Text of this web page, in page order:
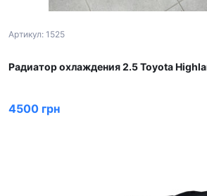
Артикул: 1525
Радиатор охлаждения 2.5 Toyota
4500 грн